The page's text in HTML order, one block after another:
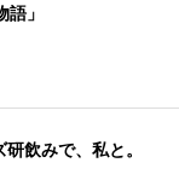
」
飲みで、私と。